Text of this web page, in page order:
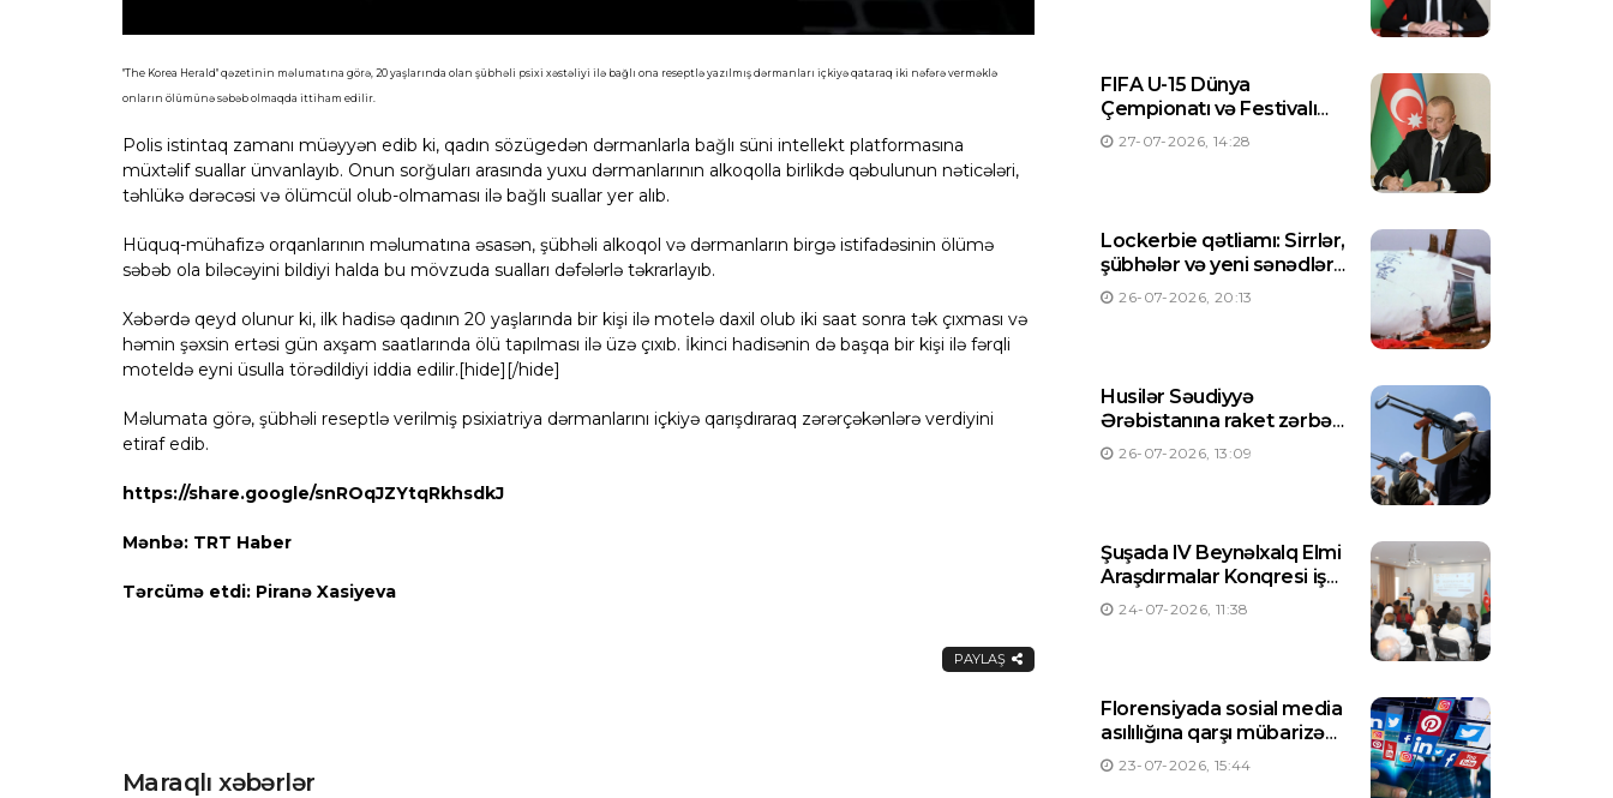
"The Korea Herald" qəzetinin məlumatına görə, 20 yaşlarında olan şübhəli psixi xəstəliyi ilə bağlı ona reseptlə yazılmış dərmanları içkiyə qataraq iki nəfərə verməklə
onların ölümünə səbəb olmaqda ittiham edilir.
Polis istintaq zamanı müəyyən edib ki, qadın sözügedən dərmanlarla bağlı süni intellekt platformasına
müxtəlif suallar ünvanlayıb. Onun sorğuları arasında yuxu dərmanlarının alkoqolla birlikdə qəbulunun nəticələri,
təhlükə dərəcəsi və ölümcül olub-olmaması ilə bağlı suallar yer alıb.
Hüquq-mühafizə orqanlarının məlumatına əsasən, şübhəli alkoqol və dərmanların birgə istifadəsinin ölümə
səbəb ola biləcəyini bildiyi halda bu mövzuda sualları dəfələrlə təkrarlayıb.
Xəbərdə qeyd olunur ki, ilk hadisə qadının 20 yaşlarında bir kişi ilə motelə daxil olub iki saat sonra tək çıxması və
həmin şəxsin ertəsi gün axşam saatlarında ölü tapılması ilə üzə çıxıb. İkinci hadisənin də başqa bir kişi ilə fərqli
moteldə eyni üsulla törədildiyi iddia edilir.[hide][/hide]
Məlumata görə, şübhəli reseptlə verilmiş psixiatriya dərmanlarını içkiyə qarışdıraraq zərərçəkənlərə verdiyini
etiraf edib.
https://share.google/snROqJZYtqRkhsdkJ
Mənbə: TRT Haber
Tərcümə etdi: Piranə Xasiyeva
PAYLAŞ
Maraqlı xəbərlər
FIFA U-15 Dünya
Çempionatı və Festivalı
Azərbaycanda keçiriləcək
27-07-2026, 14:28
Lockerbie qətliamı: Sirrlər,
şübhələr və yeni sənədlər
açıqlanıb
26-07-2026, 20:13
Husilər Səudiyyə
Ərəbistanına raket zərbəsi
endirdiklərini açıqlayıblar
26-07-2026, 13:09
Şuşada IV Beynəlxalq Elmi
Araşdırmalar Konqresi işə
başlayıb
24-07-2026, 11:38
Florensiyada sosial media
asılılığına qarşı mübarizə
üçün ilk mərkəz yaradılıb
23-07-2026, 15:44